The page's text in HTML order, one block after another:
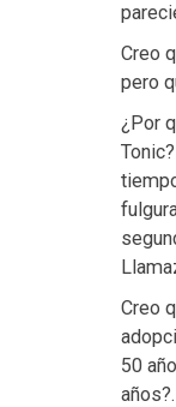
Creo
pero
¿Por
Creo
50
años?.